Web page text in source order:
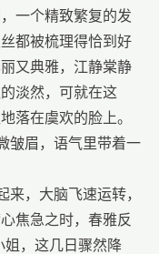
一个精致繁复的发
都被梳理得恰到好
又典雅，江静棠静
淡然，可就在这
落在虞欢的脸上。
皱眉，语气里带着一
来，大脑飞速运转，
焦急之时，春雅反
姐，这几日骤然降